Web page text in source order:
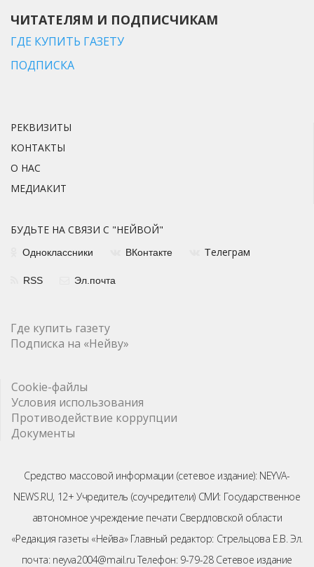
ЧИТАТЕЛЯМ И ПОДПИСЧИКАМ
ГДЕ КУПИТЬ ГАЗЕТУ
ПОДПИСКА
РЕКВИЗИТЫ
КОНТАКТЫ
О НАС
МЕДИАКИТ
БУДЬТЕ НА СВЯЗИ С "НЕЙВОЙ"
Одноклассники ВКонтакте Телеграм
RSS Эл.почта
Где купить газету
Подписка на «Нейву»
Cookie-файлы
Условия использования
Противодействие коррупции
Документы
Средство массовой информации (сетевое издание): NEYVA-
NEWS.RU, 12+ Учредитель (соучредители) СМИ: Государственное
автономное учреждение печати Свердловской области
«Редакция газеты «Нейва» Главный редактор: Стрельцова Е.В. Эл.
почта: neyva2004@mail.ru Телефон: 9-79-28 Сетевое издание